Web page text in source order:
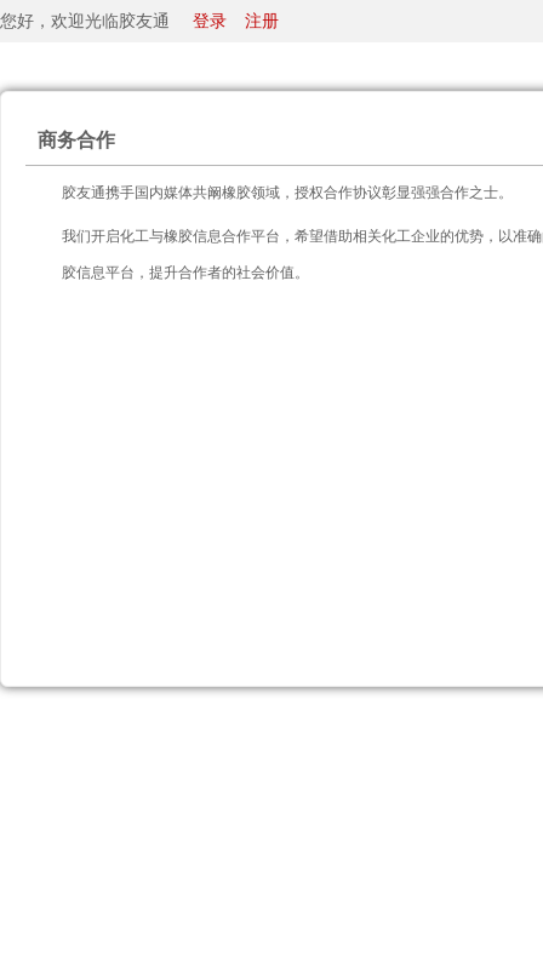
您好，欢迎光临胶友通 登录 注册
商务合作
胶友通携手国内媒体共阚橡胶领域，授权合作协议彰显强强合作之士。
我们开启化工与橡胶信息合作平台，希望借助相关化工企业的优势，以准
胶信息平台，提升合作者的社会价值。